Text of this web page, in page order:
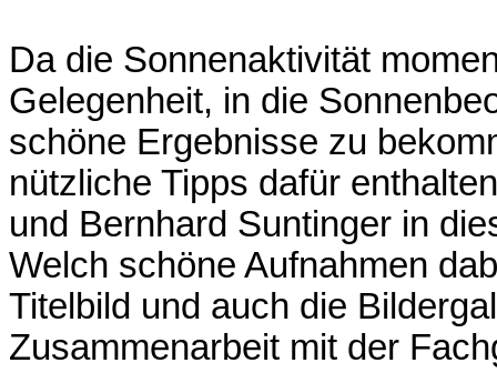
Da die Sonnenaktivität
Gelegenheit, in die
schöne Ergebnisse zu
nützliche Tipps dafür
und Bernhard Suntinger in
Welch schöne Aufnahmen
Titelbild und auch die
Zusammenarbeit mit der